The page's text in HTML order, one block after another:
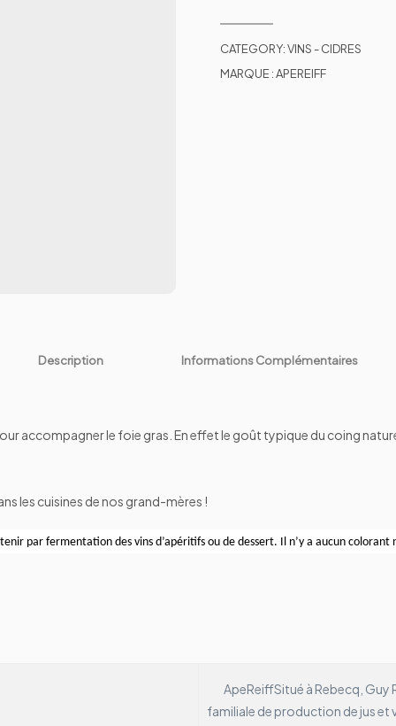
CATEGORY:VINS - CIDRES
MARQUE :APEREIFF
Description Informations Complémentaires
accompagner le foie gras. En effet le goût typique du coing
les cuisines de nos grand-mères !
par fermentation des vins d’apéritifs ou de dessert. Il n’y a aucun colorant
ApeReiffSitué à Rebecq, Guy
familiale de production de jus et